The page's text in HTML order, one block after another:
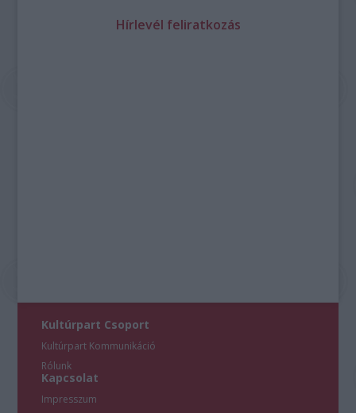
Hírlevél feliratkozás
Kultúrpart Csoport
Kultúrpart Kommunikáció
Rólunk
Kapcsolat
Impresszum